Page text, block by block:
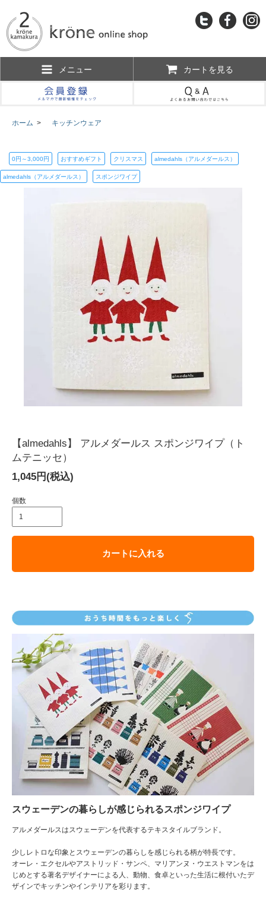
メニュー カートを見る
ホーム > キッチンウェア
0円～3,000円 おすすめギフト クリスマス almedahls（アルメダールス）
almedahls（アルメダールス） スポンジワイプ
【almedahls】 アルメダールス スポンジワイプ（ト
ムテニッセ）
1,045円(税込)
個数
カートに入れる
スウェーデンの暮らしが感じられるスポンジワイプ
アルメダールスはスウェーデンを代表するテキスタイルブランド。
少しレトロな印象とスウェーデンの暮らしを感じられる柄が特長です。
オーレ・エクセルやアストリッド・サンペ、マリアンヌ・ウエストマンをは
じめとする著名デザイナーによる人、動物、食卓といった生活に根付いたデ
ザインでキッチンやインテリアを彩ります。